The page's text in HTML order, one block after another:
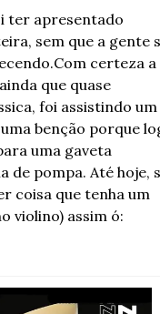
ter apresentado
sem que a gente
Com certeza a
que quase
foi assistindo um
benção porque
uma gaveta
de pompa. Até hoje,
coisa que tenha um
violino) assim ó: